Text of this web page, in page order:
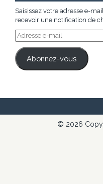
Saisissez votre adresse e-
recevoir une notification de
Adresse
e-
mail
Abonnez-vous
© 2026